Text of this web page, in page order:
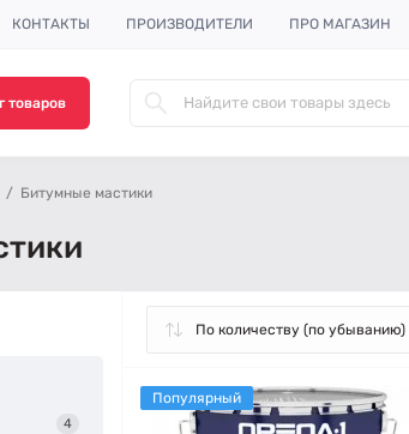
КОНТАКТЫ ПРОИЗВОДИТЕЛИ ПРО МАГАЗИН
товаров
Битумные мастики
4
Популярный